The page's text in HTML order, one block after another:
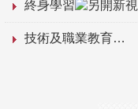
終身學習
技術及職業教育